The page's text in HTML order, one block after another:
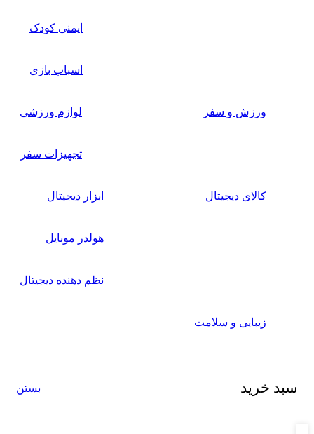
ایمنی کودک
اسباب بازی
ورزش و سفر لوازم ورزشی
تجهیزات سفر
کالای دیجیتال ابزار دیجیتال
هولدر موبایل
نظم دهنده دیجیتال
زیبایی و سلامت
سبد خرید بستن